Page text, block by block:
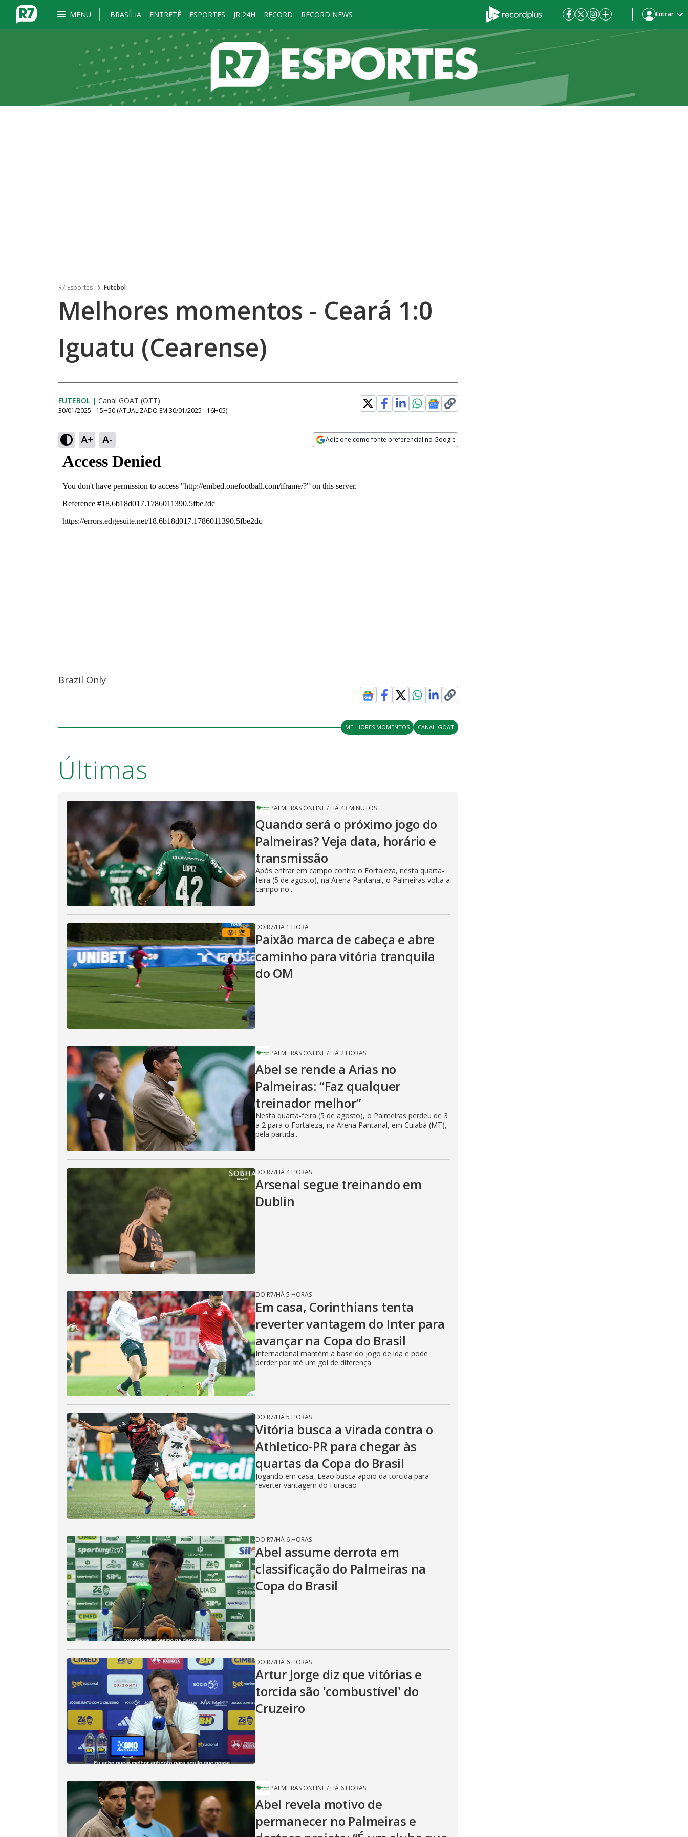
MENU BRASÍLIA ENTRETÊ ESPORTES JR 24H RECORD RECORD NEWS Entrar
R7 Esportes Futebol
Melhores momentos - Ceará 1:0
Iguatu (Cearense)
FUTEBOL | Canal GOAT (OTT)
30/01/2025 - 15H50 (ATUALIZADO EM 30/01/2025 - 16H05)
A+ A- Adicione como fonte preferencial no Google
Brazil Only
MELHORES MOMENTOS CANAL-GOAT
Últimas
PALMEIRAS ONLINE/ HÁ 43 MINUTOS
Quando será o próximo jogo do
Palmeiras? Veja data, horário e
transmissão
Após entrar em campo contra o Fortaleza, nesta quarta-
feira (5 de agosto), na Arena Pantanal, o Palmeiras volta a
campo no...
DO R7/HÁ 1 HORA
Paixão marca de cabeça e abre
caminho para vitória tranquila
do OM
PALMEIRAS ONLINE/ HÁ 2 HORAS
Abel se rende a Arias no
Palmeiras: “Faz qualquer
treinador melhor”
Nesta quarta-feira (5 de agosto), o Palmeiras perdeu de 3
a 2 para o Fortaleza, na Arena Pantanal, em Cuiabá (MT),
pela partida...
DO R7/HÁ 4 HORAS
Arsenal segue treinando em
Dublin
DO R7/HÁ 5 HORAS
Em casa, Corinthians tenta
reverter vantagem do Inter para
avançar na Copa do Brasil
Internacional mantém a base do jogo de ida e pode
perder por até um gol de diferença
DO R7/HÁ 5 HORAS
Vitória busca a virada contra o
Athletico-PR para chegar às
quartas da Copa do Brasil
Jogando em casa, Leão busca apoio da torcida para
reverter vantagem do Furacão
DO R7/HÁ 6 HORAS
Abel assume derrota em
classificação do Palmeiras na
Copa do Brasil
DO R7/HÁ 6 HORAS
Artur Jorge diz que vitórias e
torcida são 'combustível' do
Cruzeiro
PALMEIRAS ONLINE/ HÁ 6 HORAS
Abel revela motivo de
permanecer no Palmeiras e